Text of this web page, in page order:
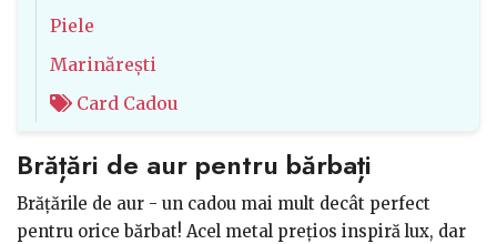
Piele
Marinărești
Card Cadou
Brățări de aur pentru bărbați
Brățările de aur - un cadou mai mult decât perfect
pentru orice bărbat! Acel metal prețios inspiră lux, dar